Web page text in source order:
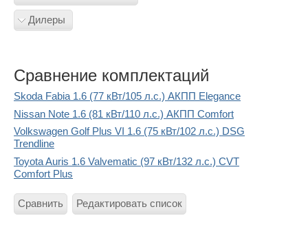
Дилеры
Сравнение комплектаций
Skoda Fabia 1.6 (77 кВт/105 л.с.) АКПП Elegance
Nissan Note 1.6 (81 кВт/110 л.с.) АКПП Comfort
Volkswagen Golf Plus VI 1.6 (75 кВт/102 л.с.) DSG
Trendline
Toyota Auris 1.6 Valvematic (97 кВт/132 л.с.) CVT
Comfort Plus
Сравнить Редактировать список